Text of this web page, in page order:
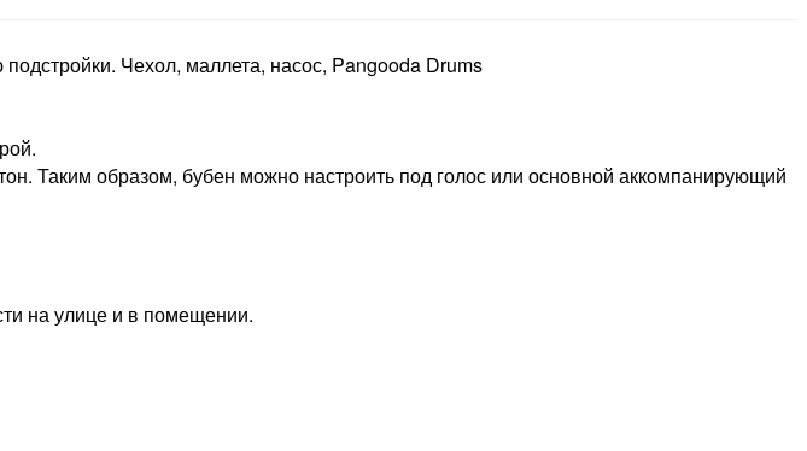
Чехол, маллета, насос, Pangooda Drums
Таким образом, бубен можно настроить под голос или основной аккомпанирующий
на улице и в помещении.